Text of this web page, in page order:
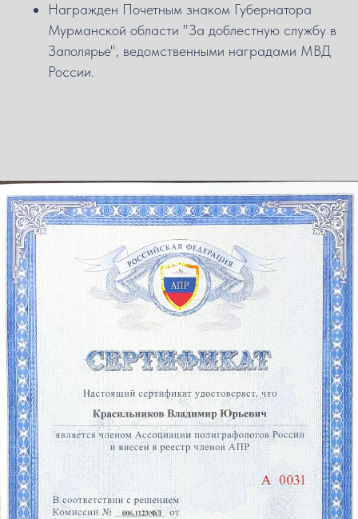
Награжден Почетным знаком Губернатора
Мурманской области "За доблестную службу в
Заполярье", ведомственными наградами МВД
России.